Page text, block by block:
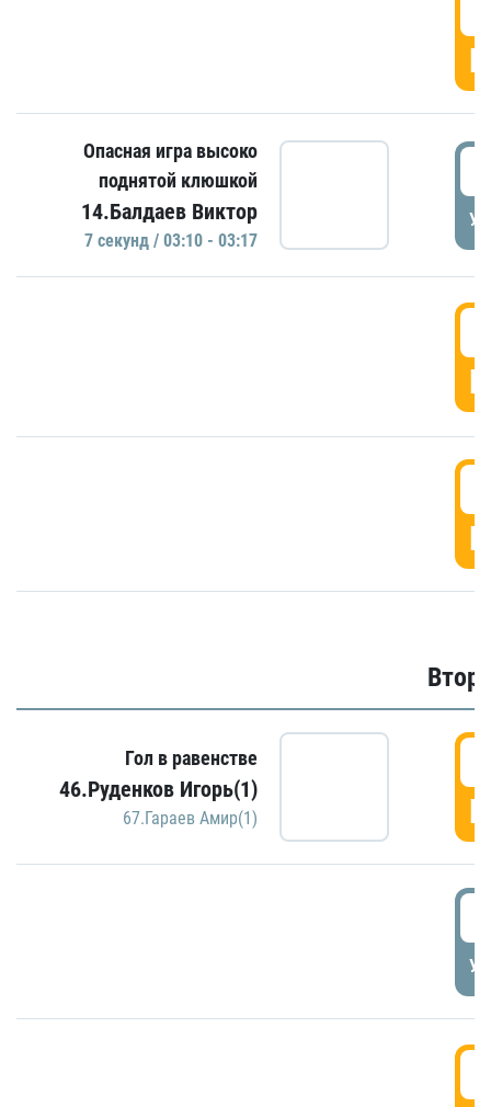
Опасная игра высоко
поднятой клюшкой
14.Балдаев Виктор
7 секунд / 03:10 - 03:17
Гол в равенстве
46.Руденков Игорь(1)
67.Гараев Амир(1)